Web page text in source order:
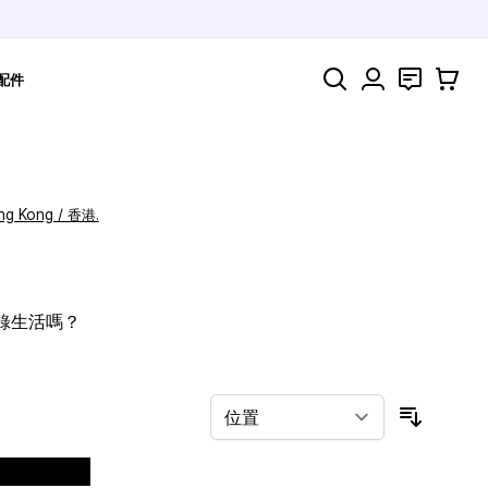
件 搜索 聯絡 購物車
Kong / 香港.
生活嗎？